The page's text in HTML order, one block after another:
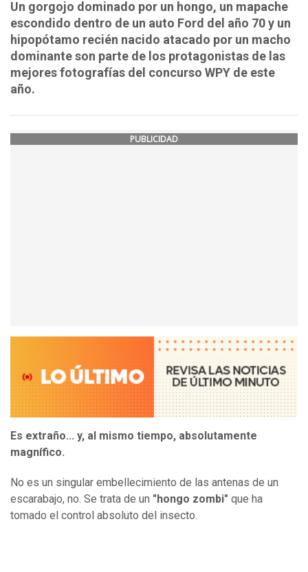
Un gorgojo dominado por un hongo, un mapache
escondido dentro de un auto Ford del año 70 y un
hipopótamo recién nacido atacado por un macho
dominante son parte de los protagonistas de las
mejores fotografías del concurso WPY de este
año.
PUBLICIDAD
Es extraño... y, al mismo tiempo, absolutamente
magnífico.
No es un singular embellecimiento de las antenas de un
escarabajo, no. Se trata de un "hongo zombi" que ha
tomado el control absoluto del insecto.